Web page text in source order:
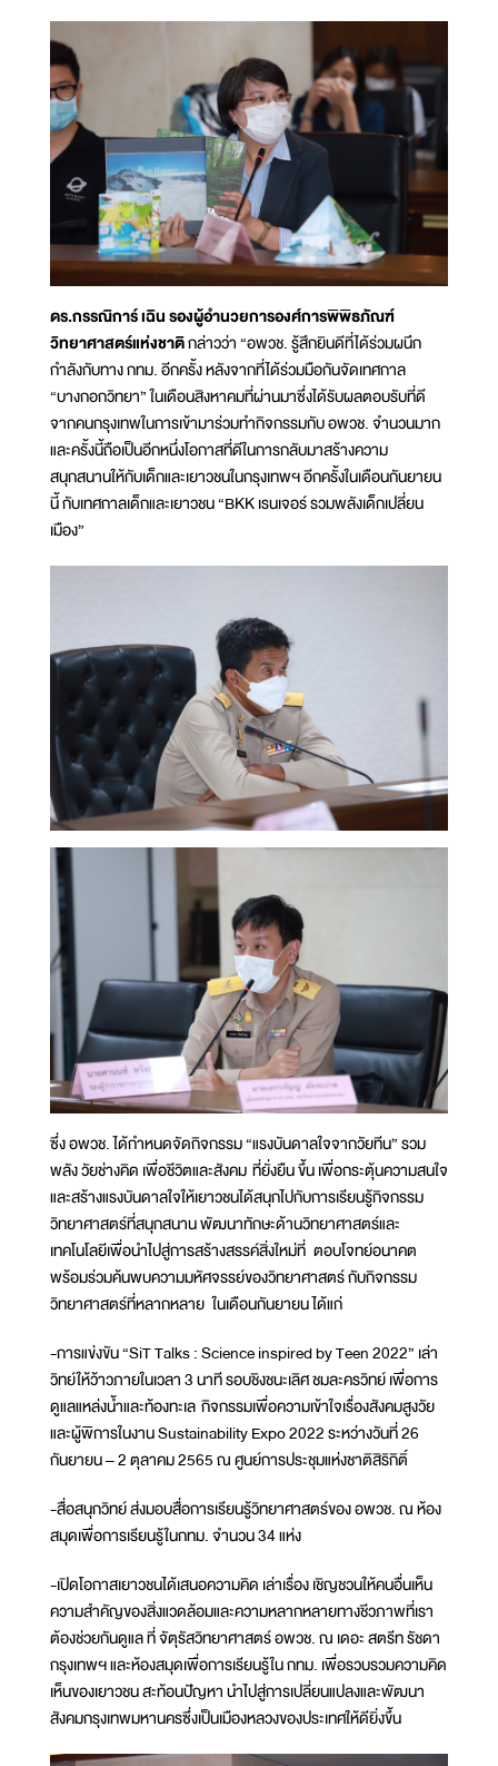
ดร.กรรณิการ์ เฉิน รองผู้อำนวยการองศ์การพิพิธภัณฑ์
วิทยาศาสตร์แห่งชาติกล่าวว่า “อพวช. รู้สึกยินดีที่ได้ร่วมผนึก
กำลังกับทาง กทม. อีกครั้ง หลังจากที่ได้ร่วมมือกันจัดเทศกาล
“บางกอกวิทยา” ในเดือนสิงหาคมที่ผ่านมาซึ่งได้รับผลตอบรับที่ดี
จากคนกรุงเทพในการเข้ามาร่วมทำกิจกรรมกับ อพวช. จำนวนมาก
และครั้งนี้ถือเป็นอีกหนึ่งโอกาสที่ดีในการกลับมาสร้างความ
สนุกสนานให้กับเด็กและเยาวชนในกรุงเทพฯ อีกครั้งในเดือนกันยายน
นี้ กับเทศกาลเด็กและเยาวชน “BKK เรนเจอร์ รวมพลังเด็กเปลี่ยน
เมือง”
ซึ่ง อพวช. ได้กำหนดจัดกิจกรรม “แรงบันดาลใจจากวัยทีน” รวม
พลัง วัยช่างคิด เพื่อชีวิตและสังคม ที่ยั่งยืน ขึ้น เพื่อกระตุ้นความสนใจ
และสร้างแรงบันดาลใจให้เยาวชนได้สนุกไปกับการเรียนรู้กิจกรรม
วิทยาศาสตร์ที่สนุกสนาน พัฒนาทักษะด้านวิทยาศาสตร์และ
เทคโนโลยีเพื่อนำไปสู่การสร้างสรรค์สิ่งใหม่ที่ ตอบโจทย์อนาคต
พร้อมร่วมค้นพบความมหัศจรรย์ของวิทยาศาสตร์ กับกิจกรรม
วิทยาศาสตร์ที่หลากหลาย ในเดือนกันยายน ได้แก่
-การแข่งขัน “SiT Talks : Science inspired by Teen 2022” เล่า
วิทย์ให้ว้าวภายในเวลา 3 นาที รอบชิงชนะเลิศ ชมละครวิทย์ เพื่อการ
ดูแลแหล่งน้ำและท้องทะเล กิจกรรมเพื่อความเข้าใจเรื่องสังคมสูงวัย
และผู้พิการในงาน Sustainability Expo 2022 ระหว่างวันที่ 26
กันยายน – 2 ตุลาคม 2565 ณ ศูนย์การประชุมแห่งชาติสิริกิติ์
-สื่อสนุกวิทย์ ส่งมอบสื่อการเรียนรู้วิทยาศาสตร์ของ อพวช. ณ ห้อง
สมุดเพื่อการเรียนรู้ในกทม. จำนวน 34 แห่ง
-เปิดโอกาสเยาวชนได้เสนอความคิด เล่าเรื่อง เชิญชวนให้คนอื่นเห็น
ความสำคัญของสิ่งแวดล้อมและความหลากหลายทางชีวภาพที่เรา
ต้องช่วยกันดูแล ที่ จัตุรัสวิทยาศาสตร์ อพวช. ณ เดอะ สตรีท รัชดา
กรุงเทพฯ และห้องสมุดเพื่อการเรียนรู้ใน กทม. เพื่อรวบรวมความคิด
เห็นของเยาวชน สะท้อนปัญหา นำไปสู่การเปลี่ยนแปลงและพัฒนา
สังคมกรุงเทพมหานครซึ่งเป็นเมืองหลวงของประเทศให้ดียิ่งขึ้น